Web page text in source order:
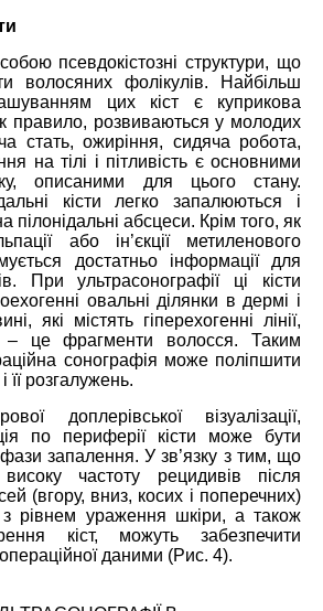
псевдокістозні структури, що
волосяних фолікулів. Найбільш
цих кіст є куприкова
правило, розвиваються у молодих
стать, ожиріння, сидяча робота,
на тілі і пітливість є основними
описаними для цього стану.
кісти легко запалюються і
пілонідальні абсцеси. Крім того, як
або ін’єкції метиленового
достатньо інформації для
При ультрасонографії ці кісти
овальні ділянки в дермі і
які містять гіперехогенні лінії,
– це фрагменти волосся. Таким
сонографія може поліпшити
її розгалужень.
доплерівської візуалізації,
по периферії кісти може бути
запалення. У зв’язку з тим, що
частоту рецидивів після
(вгору, вниз, косих і поперечних)
з рівнем ураження шкіри, а також
кіст, можуть забезпечити
даними (Рис. 4).